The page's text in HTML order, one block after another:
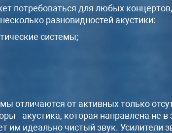
/
Микшерный пульт
Yamaha
потребоваться для любых
разновидностей акустики:
системы;
отличаются от активных только
- акустика, которая направлена не в
им идеально чистый звук. Усилители